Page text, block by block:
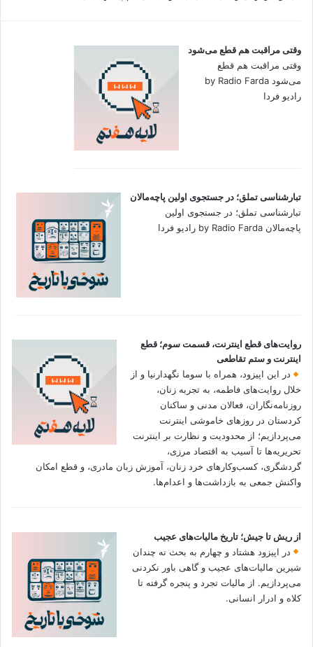
وقتی مراقبت هم قطع می‌شود
وقتی مراقبت هم قطع
می‌شود by Radio Farda
رادیو فردا
تبارشناسی تملق؛ در جستجوی اولین‌ پاچه‌مالان
تبارشناسی تملق؛ در جستجوی اولین‌
پاچه‌مالان by Radio Farda رادیو فردا
روایت‌های قطع اینترنت، قسمت سوم؛ قطع
اینترنت و ستم تقاطعی
در این اپیزود، همراه با سوما نگهدارنیا و از
خلال روایت‌های فاطمه، به تجربه زنان،
روزنامه‌نگاران، فعالان مدنی و ساکنان
کردستان در روزهای خاموشی اینترنت
می‌پردازیم؛ از محدودیت و نظارت بر اینترنت
تحریریه‌ها تا آسیب به اقتصاد مرزی،
گردشگری، کسب‌وکارهای خرد زنان، آموزش زبان مادری، و قطع امکان
واکنش جمعی به بازداشت‌ها و اعدام‌ها.
از ریش تا جیش؛ تاریخ مالیات‌های عجیب
در اپیزود هشتاد و چهارم به بحث نه چندان
شیرین مالیات‌های عجیب و گاهی باور نکردنی‌
می‌پردازیم. از مالیات تجرد و پنجره گرفته تا
کلاه و ادرار انسانی.